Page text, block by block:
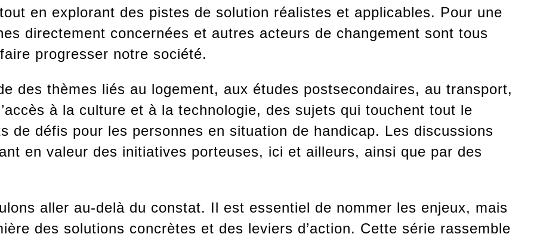
en explorant des pistes de solution réalistes et applicables. Pour une
directement concernées et autres acteurs de changement sont tous
progresser notre société.
des thèmes liés au logement, aux études postsecondaires, au transport,
à la culture et à la technologie, des sujets qui touchent tout le
de défis pour les personnes en situation de handicap. Les discussions
en valeur des initiatives porteuses, ici et ailleurs, ainsi que par des
aller au-delà du constat. Il est essentiel de nommer les enjeux, mais
des solutions concrètes et des leviers d’action. Cette série rassemble